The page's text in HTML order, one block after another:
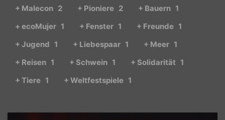
+ Malecon 2 + Pioniere 2 + Bauern 1
+ ecoMujer 1 + Fenster 1 + Freunde 1
+ Jugend 1 + Liebespaar 1 + Meer 1
+ Reisen 1 + Schwein 1 + Solidarität 1
+ Tiere 1 + Weltfestspiele 1